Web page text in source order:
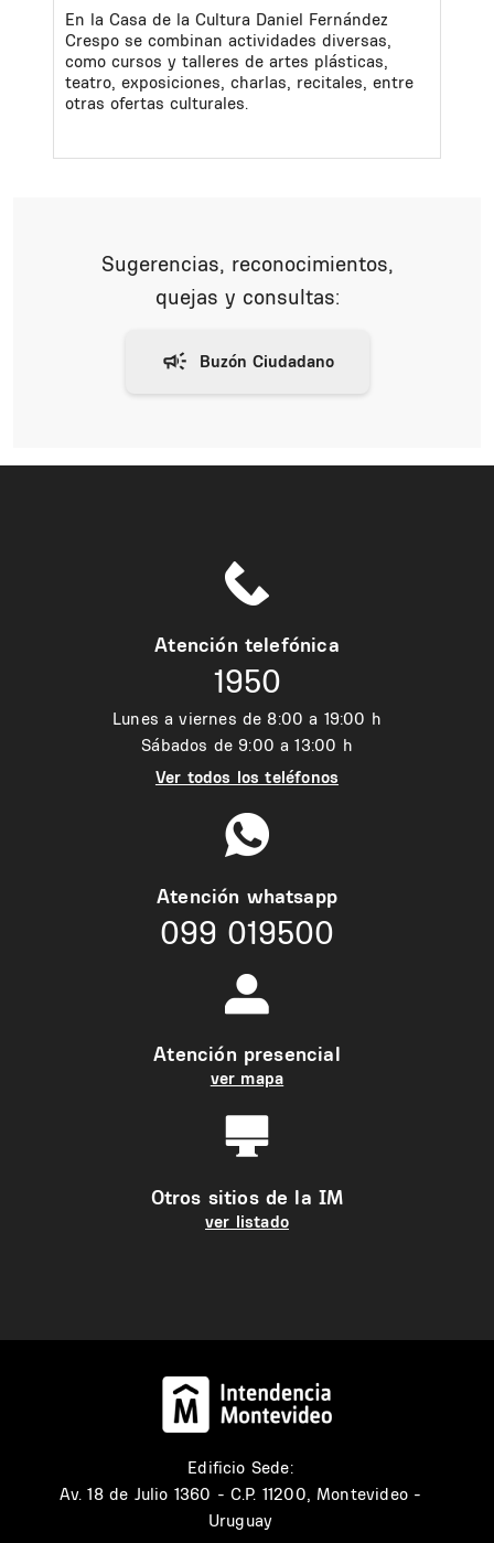
En la Casa de la Cultura Daniel Fernández
Crespo se combinan actividades diversas,
como cursos y talleres de artes plásticas,
teatro, exposiciones, charlas, recitales, entre
otras ofertas culturales.
Sugerencias, reconocimientos,
quejas y consultas:
Atención telefónica
1950
Lunes a viernes de 8:00 a 19:00 h
Sábados de 9:00 a 13:00 h
Ver todos los teléfonos
Atención whatsapp
099 019500
Atención presencial
ver mapa
Otros sitios de la IM
ver listado
Edificio Sede:
Av. 18 de Julio 1360 - C.P. 11200, Montevideo -
Uruguay